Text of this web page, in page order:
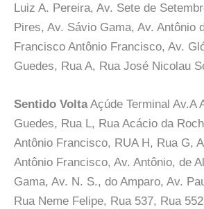
Luiz A. Pereira, Av. Sete de
Pires, Av. Sávio Gama, Av. Antônio
Francisco Antônio Francisco, Av.
Guedes, Rua A, Rua José Nicolau
Sentido VoltaAçúde Terminal Av.A
Guedes, Rua L, Rua Acácio da
Antônio Francisco, RUA H, Rua G,
Antônio Francisco, Av. Antônio, de
Gama, Av. N. S., do Amparo, Av.
Rua Neme Felipe, Rua 537, Rua